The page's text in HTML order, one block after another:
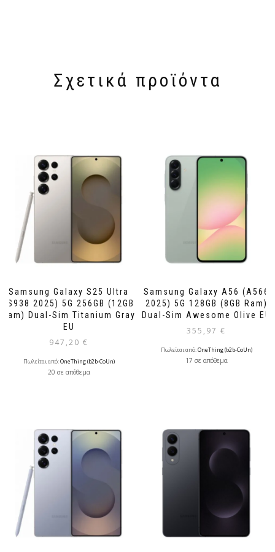
Σχετικά προϊόντα
Samsung Galaxy S25 Ultra
(S938 2025) 5G 256GB (12GB
Ram) Dual-Sim Titanium Gray
EU
947,20 €
Πωλείται από:OneThing (b2b-CoUn)
20 σε απόθεμα
Samsung Galaxy A56 (A566
2025) 5G 128GB (8GB Ram)
Dual-Sim Awesome Olive EU
355,97 €
Πωλείται από:OneThing (b2b-CoUn)
17 σε απόθεμα